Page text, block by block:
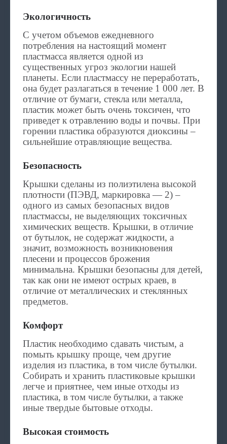
Экологичность
С учетом объемов ежедневного
потребления на настоящий момент
пластмасса является одной из
существенных угроз экологии нашей
планеты. Если пластмассу не переработать,
она будет разлагаться в течение 1 000 лет. В
отличие от бумаги, стекла или металла,
пластик может быть очень токсичен, что
приведет к отравлению воды и почвы. При
горении пластика образуются диоксины –
сильнейшие отравляющие вещества.
Безопасность
Крышки сделаны из полиэтилена высокой
плотности (ПЭВД, маркировка — 2) –
одного из самых безопасных видов
пластмассы, не выделяющих токсичных
химических веществ. Крышки, в отличие
от бутылок, не содержат жидкости, а
значит, возможность возникновения
плесени и процессов брожения
минимальна. Крышки безопасны для детей,
так как они не имеют острых краев, в
отличие от металлических и стеклянных
предметов.
Комфорт
Пластик необходимо сдавать чистым, а
помыть крышку проще, чем другие
изделия из пластика, в том числе бутылки.
Собирать и хранить пластиковые крышки
легче и приятнее, чем иные отходы из
пластика, в том числе бутылки, а также
иные твердые бытовые отходы.
Высокая стоимость